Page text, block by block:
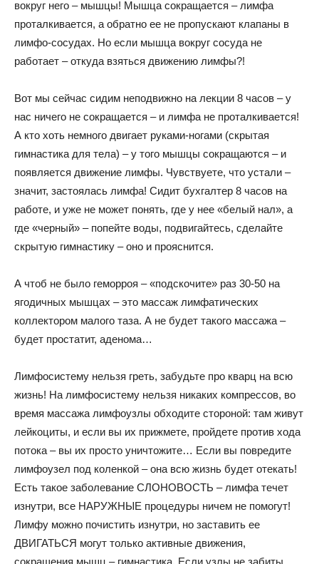
вокруг него – мышцы! Мышца сокращается – лимфа
проталкивается, а обратно ее не пропускают клапаны в
лимфо-сосудах. Но если мышца вокруг сосуда не
работает – откуда взяться движению лимфы?!
Вот мы сейчас сидим неподвижно на лекции 8 часов – у
нас ничего не сокращается – и лимфа не проталкивается!
А кто хоть немного двигает руками-ногами (скрытая
гимнастика для тела) – у того мышцы сокращаются – и
появляется движение лимфы. Чувствуете, что устали –
значит, застоялась лимфа! Сидит бухгалтер 8 часов на
работе, и уже не может понять, где у нее «белый нал», а
где «черный» – попейте воды, подвигайтесь, сделайте
скрытую гимнастику – оно и прояснится.
А чтоб не было геморроя – «подскочите» раз 30-50 на
ягодичных мышцах – это массаж лимфатических
коллектором малого таза. А не будет такого массажа –
будет простатит, аденома…
Лимфосистему нельзя греть, забудьте про кварц на всю
жизнь! На лимфосистему нельзя никаких компрессов, во
время массажа лимфоузлы обходите стороной: там живут
лейкоциты, и если вы их прижмете, пройдете против хода
потока – вы их просто уничтожите… Если вы повредите
лимфоузел под коленкой – она всю жизнь будет отекать!
Есть такое заболевание СЛОНОВОСТЬ – лимфа течет
изнутри, все НАРУЖНЫЕ процедуры ничем не помогут!
Лимфу можно почистить изнутри, но заставить ее
ДВИГАТЬСЯ могут только активные движения,
сокращения мышц – гимнастика. Если узлы не забиты